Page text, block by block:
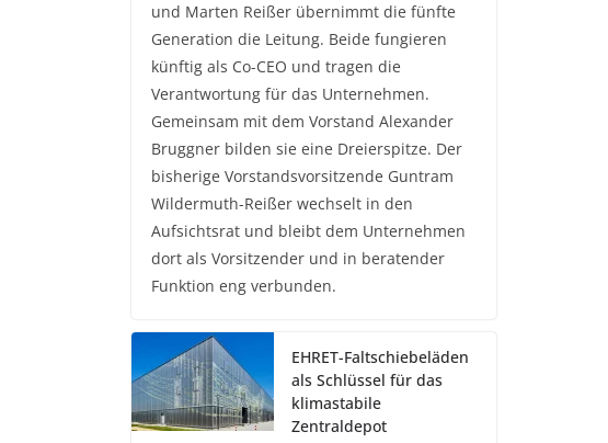
und Marten Reißer übernimmt die fünfte
Generation die Leitung. Beide fungieren
künftig als Co-CEO und tragen die
Verantwortung für das Unternehmen.
Gemeinsam mit dem Vorstand Alexander
Bruggner bilden sie eine Dreierspitze. Der
bisherige Vorstandsvorsitzende Guntram
Wildermuth-Reißer wechselt in den
Aufsichtsrat und bleibt dem Unternehmen
dort als Vorsitzender und in beratender
Funktion eng verbunden.
EHRET-Faltschiebeläden
als Schlüssel für das
klimastabile
Zentraldepot